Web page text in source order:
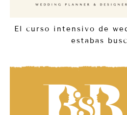
El curso intensivo de
estabas